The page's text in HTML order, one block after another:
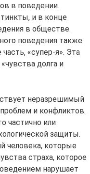
в поведении.
и в конце
в обществе.
поведения также
«супер-я». Эта
долга и
неразрешимый
и конфликтов.
частично или
защиты.
человека, которые
страха, которое
нарушает